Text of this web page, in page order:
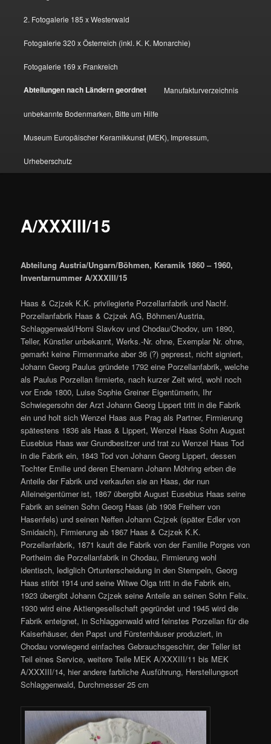
2. Fotogalerie 185 x Westerwald
Fotogalerie 320 x Österreich (inkl. K. K. Monarchie)
Fotogalerie 169 x Frankreich
Abteilungen nach Ländern geordnet Manufakturverzeichnis
unbekannte Bodenmarken, Bitte um Hilfe
Museum Europäischer Keramikkunst (MEK), Impressum,
Urheberschutz
A/XXXIII/15
Abteilung Austria/Ungarn/Böhmen, Keramik 1860 – 1960,
Inventarnummer A/XXXIII/15
Haas & Czjzek K.K. privilegierte Porzellanfabrik und Nachf.
Porzellanfabrik Haas & Czjzek AG, Böhmen/Austria,
Schlaggenwald/Horni Slavkov und Chodau/Chodov, um 1890,
Teller, Künstler unbekannt, Werks.-Nr. ohne, Exemplar Nr. ohne,
gemarkt keine Firmenmarke aber 36 (?) gepresst, nicht signiert,
Johann Georg Paulus gründete 1792 eine Porzellanfabrik, welche
als Paulus Porzellan firmierte, nach kurzer Zeit wird, wohl noch
vor Ende 1800, Luise Sophie Greiner Eigentümerin, Ihr
Schwiegersohn der Arzt Johann Georg Lippert tritt in die Fabrik
ein und holt sich Wenzel Haas aus Prag als Partner, Firmierung
spätestens 1836 als Haas & Lippert, Wenzel Haas Sohn August
Eusebius Haas war Grundbesitzer und trat zu Wenzel Haas Tod
in die Fabrik ein, 1843 Tod von Johann Georg Lippert, dessen
Tochter Emilie und deren Ehemann Johann Möhring erben die
Anteile der Fabrik und verkaufen sie an Haas, der nun
Alleineigentümer ist, 1867 übergibt August Eusebius Haas seine
Fabrik an seinen Sohn Georg Haas (ab 1908 Freiherr von
Hasenfels) und seinen Neffen Johann Czjzek (später Edler von
Smidaich), Firmierung ab 1867 Haas & Czjzek K.K.
Porzellanfabrik, 1871 kauft die Fabrik von der Familie Porges von
Portheim die Porzellanfabrik in Chodau, Firmierung wohl
identisch, lediglich Ortunterscheidung in den Stempeln, Georg
Haas stirbt 1914 und seine Witwe Olga tritt in die Fabrik ein,
1923 übergibt Johann Czjzek seine Anteile an seinen Sohn Felix.
1930 wird eine Aktiengesellschaft gegründet und 1945 wird die
Fabrik enteignet, in Schlaggenwald wird feinstes Porzellan für die
Kaiserhäuser, den Papst und Fürstenhäuser produziert, in
Chodau vorwiegend einfaches Gebrauchsgeschirr, der Teller ist
Teil eines Service, weitere Teile MEK A/XXXIII/11 bis MEK
A/XXXIII/14, hier andere farbliche Ausführung, Herstellungsort
Schlaggenwald, Durchmesser 25 cm